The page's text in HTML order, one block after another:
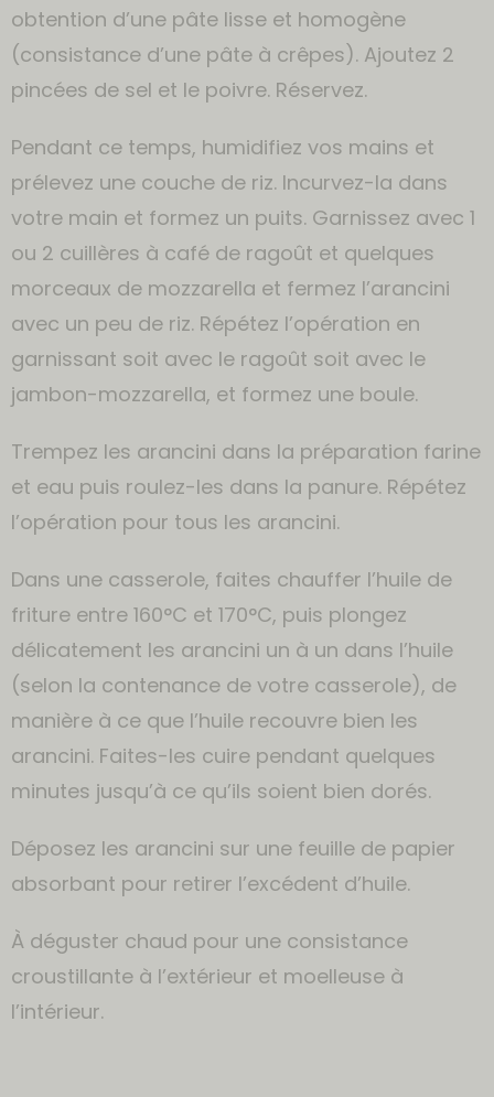
obtention d’une pâte lisse et homogène
(consistance d’une pâte à crêpes). Ajoutez 2
pincées de sel et le poivre. Réservez.
Pendant ce temps, humidifiez vos mains et
prélevez une couche de riz. Incurvez-la dans
votre main et formez un puits. Garnissez avec 1
ou 2 cuillères à café de ragoût et quelques
morceaux de mozzarella et fermez l’arancini
avec un peu de riz. Répétez l’opération en
garnissant soit avec le ragoût soit avec le
jambon-mozzarella, et formez une boule.
Trempez les arancini dans la préparation farine
et eau puis roulez-les dans la panure. Répétez
l’opération pour tous les arancini.
Dans une casserole, faites chauffer l’huile de
friture entre 160°C et 170°C, puis plongez
délicatement les arancini un à un dans l’huile
(selon la contenance de votre casserole), de
manière à ce que l’huile recouvre bien les
arancini. Faites-les cuire pendant quelques
minutes jusqu’à ce qu’ils soient bien dorés.
Déposez les arancini sur une feuille de papier
absorbant pour retirer l’excédent d’huile.
À déguster chaud pour une consistance
croustillante à l’extérieur et moelleuse à
l’intérieur.